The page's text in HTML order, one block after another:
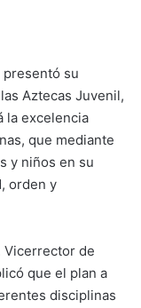
presentó su
Aztecas Juvenil,
la excelencia
que mediante
y niños en su
orden y
Vicerrector de
que el plan a
disciplinas